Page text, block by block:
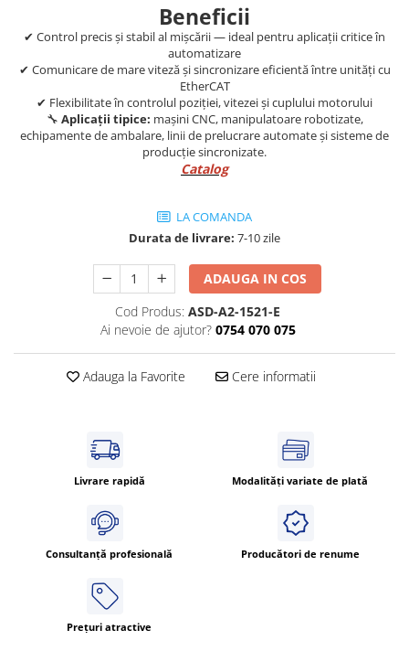
Beneficii
✔ Control precis și stabil al mișcării — ideal pentru aplicații critice în
automatizare
✔ Comunicare de mare viteză și sincronizare eficientă între unități cu
EtherCAT
✔ Flexibilitate în controlul poziției, vitezei și cuplului motorului
🔧 Aplicații tipice: mașini CNC, manipulatoare robotizate,
echipamente de ambalare, linii de prelucrare automate și sisteme de
producție sincronizate.
Catalog
LA COMANDA
Durata de livrare: 7-10 zile
ADAUGA IN COS
Cod Produs: ASD-A2-1521-E
Ai nevoie de ajutor? 0754 070 075
Adauga la Favorite Cere informatii
Livrare rapidă Modalități variate de plată
Consultanță profesională Producători de renume
Prețuri atractive